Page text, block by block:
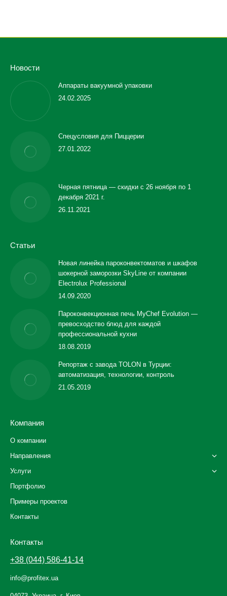
Новости
Аппараты вакуумной упаковки
24.02.2025
Спецусловия для Пиццерии
27.01.2022
Черная пятница — скидки с 26 ноября по 1
декабря 2021 г.
26.11.2021
Статьи
Новая линейка пароконвектоматов и шкафов
шокерной заморозки SkyLine от компании
Electrolux Professional
14.09.2020
Пароконвекционная печь MyChef Evolution —
превосходство блюд для каждой
профессиональной кухни
18.08.2019
Репортаж с завода TOLON в Турции:
автоматизация, технологии, контроль
21.05.2019
Компания
О компании
Направления
Услуги
Портфолио
Примеры проектов
Контакты
Контакты
+38 (044) 586-41-14
info@profitex.ua